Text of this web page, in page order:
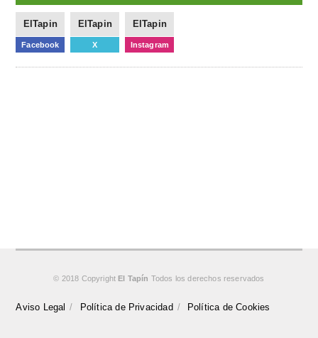
ElTapin
Facebook
ElTapin
X
ElTapin
Instagram
© 2018 Copyright El Tapín Todos los derechos reservados
Aviso Legal Política de Privacidad Política de Cookies